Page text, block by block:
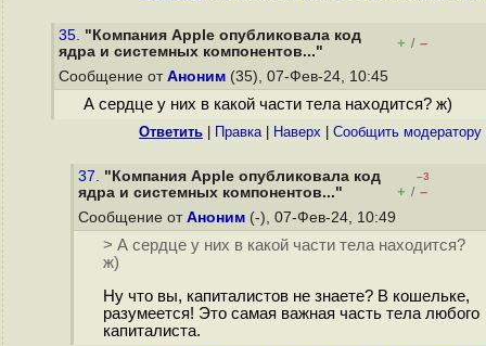
35. "Компания Apple опубликовала код
ядра и системных компонентов..."
+ / –
Сообщение от Аноним (35), 07-Фев-24, 10:45
А сердце у них в какой части тела находится? ж)
Ответить Правка| Наверх Cообщить модератору
37. "Компания Apple опубликовала код
ядра и системных компонентов..."
–3
+ / –
Сообщение от Аноним (-), 07-Фев-24, 10:49
> А сердце у них в какой части тела находится?
ж)
Ну что вы, капиталистов не знаете? В кошельке,
разумеется! Это самая важная часть тела любого
капиталиста.